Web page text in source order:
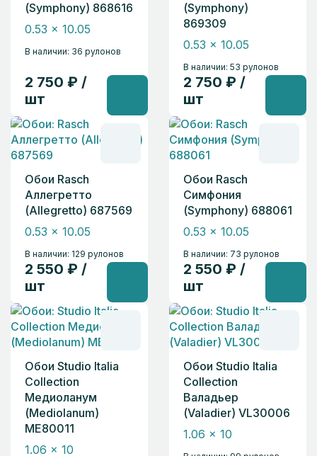
(Symphony) 868616
0.53 x 10.05
В наличии: 36 рулонов
2 750 ₽ /
шт
(Symphony)
869309
0.53 x 10.05
В наличии: 53 рулонов
2 750 ₽ /
шт
Обои Rasch
Аллегретто
(Allegretto) 687569
0.53 x 10.05
В наличии: 129 рулонов
2 550 ₽ /
шт
Обои Rasch
Симфония
(Symphony) 688061
0.53 x 10.05
В наличии: 73 рулонов
2 550 ₽ /
шт
Обои Studio Italia
Collection
Медиоланум
(Mediolanum)
ME80011
1.06 x 10
Обои Studio Italia
Collection
Валадьер
(Valadier) VL30006
1.06 x 10